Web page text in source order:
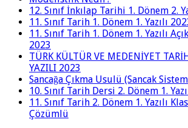
12. Sınıf İnkılap Tarihi 1. Dönem 2.
11. Sınıf Tarih 1. Dönem 1. Yazılı
11. Sınıf Tarih 1. Dönem 1. Yazılı
2023
TÜRK KÜLTÜR VE MEDENİYET
YAZILI 2023
Sancağa Çıkma Usulü (Sancak
10. Sınıf Tarih Dersi 2. Dönem 1.
11. Sınıf Tarih 2. Dönem 1. Yazılı
Çözümlü